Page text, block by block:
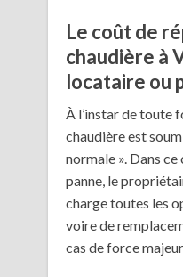
Le coût de
chaudière à
locataire ou
À l’instar de toute
chaudière est
normale ». Dans
panne, le
charge toutes les
voire de
cas de force